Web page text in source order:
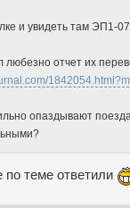
и увидеть там ЭП1-
любезно отчет их
опаздывают
по теме ответили